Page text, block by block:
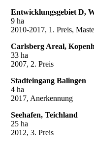
Entwicklungsgebiet D,
9 ha
2010-2017, 1. Preis,
Carlsberg Areal,
33 ha
2007, 2. Preis
Stadteingang Balingen
4 ha
2017, Anerkennung
Seehafen, Teichland
25 ha
2012, 3. Preis